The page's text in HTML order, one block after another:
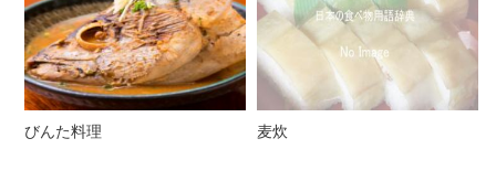
びんた料理 麦炊